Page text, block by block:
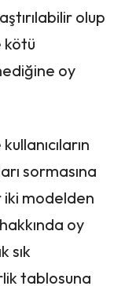
olup
kötü
oy
sormasına
iki modelden
oy
sık
tablosuna